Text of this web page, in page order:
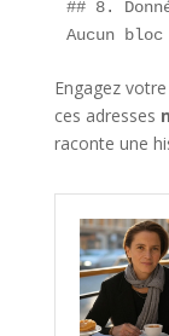
## 8.
Aucun
Engagez
ces adresses
raconte une